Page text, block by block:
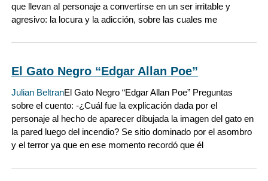
que llevan al personaje a convertirse en un ser irritable y
agresivo: la locura y la adicción, sobre las cuales me
El Gato Negro “Edgar Allan Poe”
Julian BeltranEl Gato Negro “Edgar Allan Poe” Preguntas
sobre el cuento: -¿Cuál fue la explicación dada por el
personaje al hecho de aparecer dibujada la imagen del gato en
la pared luego del incendio? Se sitio dominado por el asombro
y el terror ya que en ese momento recordó que él